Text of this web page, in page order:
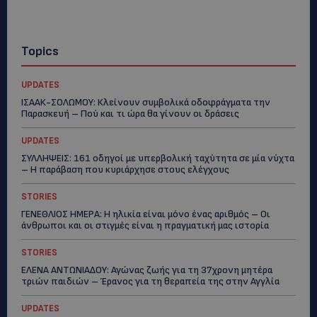
Topics
UPDATES
ΙΣΑΑΚ-ΣΟΛΩΜΟΥ: Κλείνουν συμβολικά οδοφράγματα την
Παρασκευή – Πού και τι ώρα θα γίνουν οι δράσεις
UPDATES
ΣΥΛΛΗΨΕΙΣ: 161 οδηγοί με υπερβολική ταχύτητα σε μία νύχτα
– Η παράβαση που κυριάρχησε στους ελέγχους
STORIES
ΓΕΝΕΘΛΙΟΣ ΗΜΕΡΑ: Η ηλικία είναι μόνο ένας αριθμός – Οι
άνθρωποι και οι στιγμές είναι η πραγματική μας ιστορία
STORIES
ΕΛΕΝΑ ΑΝΤΩΝΙΑΔΟΥ: Αγώνας ζωής για τη 37χρονη μητέρα
τριών παιδιών – Έρανος για τη θεραπεία της στην Αγγλία
UPDATES